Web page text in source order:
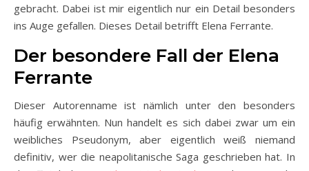
gebracht. Dabei ist mir eigentlich nur ein Detail besonders
ins Auge gefallen. Dieses Detail betrifft Elena Ferrante.
Der besondere Fall der Elena
Ferrante
Dieser Autorenname ist nämlich unter den besonders
häufig erwähnten. Nun handelt es sich dabei zwar um ein
weibliches Pseudonym, aber eigentlich weiß niemand
definitiv, wer die neapolitanische Saga geschrieben hat. In